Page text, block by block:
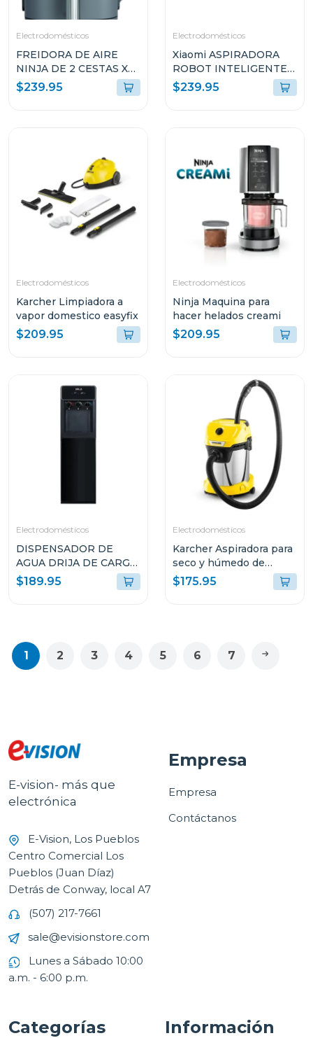
Electrodomésticos
FREIDORA DE AIRE
NINJA DE 2 CESTAS XL
10QT COLOR GRIS
SL401
$239.95
Electrodomésticos
Xiaomi ASPIRADORA
ROBOT INTELIGENTE
2-EN-1 SUCCIÓN
10000PA SENSOR LDS
$239.95
Electrodomésticos
Karcher Limpiadora a
vapor domestico easyfix
$209.95
Electrodomésticos
Ninja Maquina para
hacer helados creami
$209.95
Electrodomésticos
DISPENSADOR DE
AGUA DRIJA DE CARGA
INFERIOR DE 20L
COLOR NEGRO ACQUA
$189.95
Electrodomésticos
Karcher Aspiradora para
seco y húmedo de
1000w wd3s
$175.95
1 2 3 4 5 6 7
E-vision- más que
electrónica
E-Vision, Los Pueblos
Centro Comercial Los
Pueblos (Juan Díaz)
Detrás de Conway, local A7
(507) 217-7661
sale@evisionstore.com
Lunes a Sábado 10:00
a.m. - 6:00 p.m.
Empresa
Empresa
Contáctanos
Categorías Información